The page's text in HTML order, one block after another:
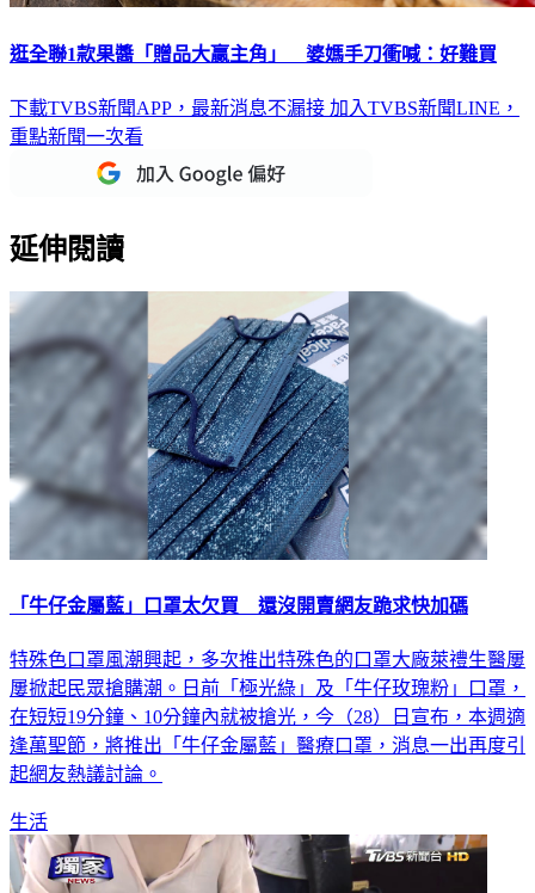
逛全聯1款果醬「贈品大贏主角」 婆媽手刀衝喊：好難買
下載TVBS新聞APP，最新消息不漏接 加入TVBS新聞LINE，
重點新聞一次看
延伸閱讀
「牛仔金屬藍」口罩太欠買 還沒開賣網友跪求快加碼
特殊色口罩風潮興起，多次推出特殊色的口罩大廠萊禮生醫屢
屢掀起民眾搶購潮。日前「極光綠」及「牛仔玫瑰粉」口罩，
在短短19分鐘、10分鐘內就被搶光，今（28）日宣布，本週適
逢萬聖節，將推出「牛仔金屬藍」醫療口罩，消息一出再度引
起網友熱議討論。
生活